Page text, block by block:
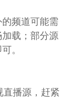
的频道可能需
载；部分源
。
播源，赶紧